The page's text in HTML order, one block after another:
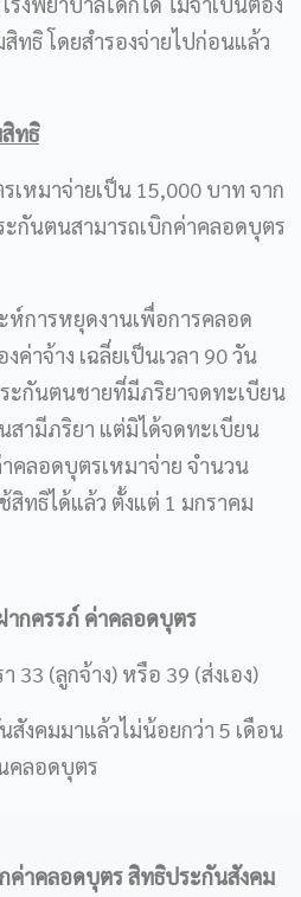
ทธิ โดยสำรองจ่ายไปก่อนแล้ว
ทธิ
หมาจ่ายเป็น 15,000 บาท จาก
กันตนสามารถเบิกค่าคลอดบุตร
ห์การหยุดงานเพื่อการคลอด
ค่าจ้าง เฉลี่ยเป็นเวลา 90 วัน
ะกันตนชายที่มีภริยาจดทะเบียน
ามีภริยา แต่มิได้จดทะเบียน
คลอดบุตรเหมาจ่าย จำนวน
สิทธิได้แล้ว ตั้งแต่ 1 มกราคม
ากครรภ์ ค่าคลอดบุตร
(ลูกจ้าง) หรือ 39 (ส่งเอง)
งคมมาแล้วไม่น้อยกว่า 5 เดือน
คลอดบุตร
ค่าคลอดบุตร สิทธิประกันสังคม